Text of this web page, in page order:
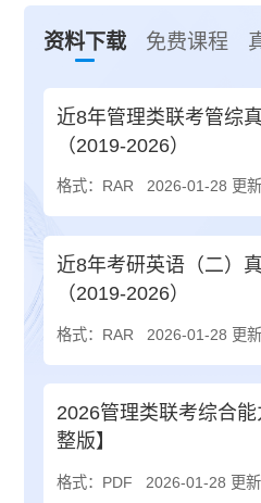
资料下载 免费课程
近8年管理类联考管综
（2019-2026）
格式：RAR 2026-01-28 更新
近8年考研英语（二）
（2019-2026）
格式：RAR 2026-01-28 更新
2026管理类联考综合
整版】
格式：PDF 2026-01-28 更新